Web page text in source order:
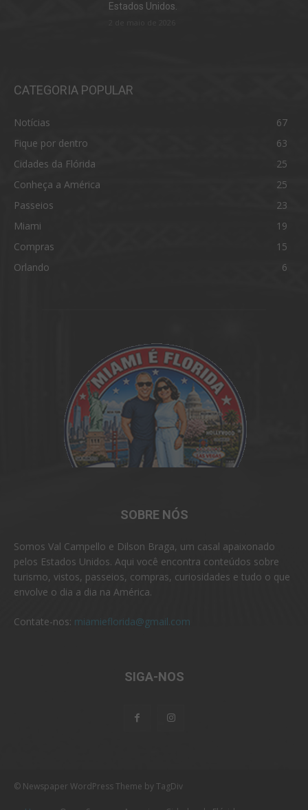
Estados Unidos.
CATEGORIA POPULAR
Notícias
67
Fique por dentro
63
Cidades da Flórida
25
Conheça a América
25
Passeios
23
Miami
19
Compras
15
Orlando
6
SOBRE NÓS
Somos Val Campello e Dilson Braga, um casal apaixonado
pelos Estados Unidos. Aqui você encontra conteúdos sobre
turismo, vistos, passeios, compras, curiosidades e tudo o que
envolve o dia a dia na América.
Contate-nos: miamieflorida@gmail.com
SIGA-NOS
© Newspaper WordPress Theme by TagDiv